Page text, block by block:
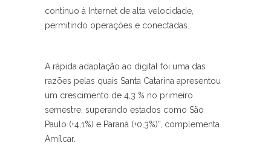
contínuo à Internet de alta velocidade,
permitindo operações e conectadas.
A rápida adaptação ao digital foi uma das
razões pelas quais Santa Catarina apresentou
um crescimento de 4,3 % no primeiro
semestre, superando estados como São
Paulo (+4,1%) e Paraná (+0,3%)”, complementa
Amílcar.